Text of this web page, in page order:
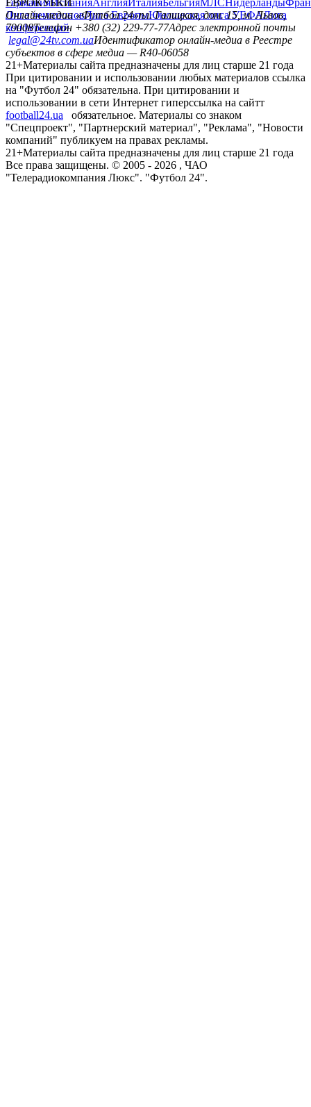
ГерманияИспанияАнглияИталияБельгияМЛС Нидерланды
ЕВРОКУБКИ
Лига чемпионовЛига ЕвропыЮношеская лига УЕФАЛига
конференций
Онлайн-медиа «Футбол 24»пл. Галицкая, дом. 15, м. Львов,
79008Телефон +380 (32) 229-77-77Адрес электронной почты
legal@24tv.com.uaИдентификатор онлайн-медиа в Реестре
субъектов в сфере медиа — R40-06058
21+Материалы сайта предназначены для лиц старше 21 года
При цитировании и использовании любых материалов ссылка
на "Футбол 24" обязательна. При цитировании и
использовании в сети Интернет гиперссылка на сайтт
football24.ua
обязательное. Материалы со знаком
"Спецпроект", "Партнерский материал", "Реклама", "Новости
компаний" публикуем на правах рекламы.
21+Материалы сайта предназначены для лиц старше 21 года
Все права защищены. © 2005 - 2026 , ЧАО
"Телерадиокомпания Люкс". "Футбол 24".